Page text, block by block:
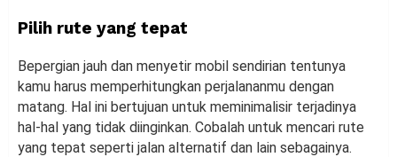
Pilih rute yang tepat
Bepergian jauh dan menyetir mobil sendirian tentunya
kamu harus memperhitungkan perjalananmu dengan
matang. Hal ini bertujuan untuk meminimalisir terjadinya
hal-hal yang tidak diinginkan. Cobalah untuk mencari rute
yang tepat seperti jalan alternatif dan lain sebagainya.